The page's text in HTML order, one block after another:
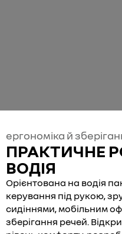
ергономіка й
ПРАКТИЧНЕ
ВОДІЯ
Орієнтована на водія
керування під рукою,
сидіннями, мобільним
зберігання речей.